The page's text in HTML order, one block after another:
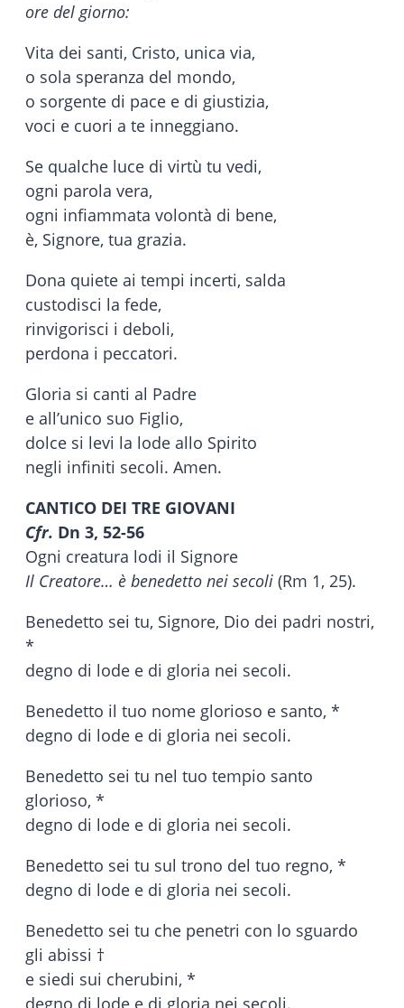
ore del giorno:
Vita dei santi, Cristo, unica via,
o sola speranza del mondo,
o sorgente di pace e di giustizia,
voci e cuori a te inneggiano.
Se qualche luce di virtù tu vedi,
ogni parola vera,
ogni infiammata volontà di bene,
è, Signore, tua grazia.
Dona quiete ai tempi incerti, salda
custodisci la fede,
rinvigorisci i deboli,
perdona i peccatori.
Gloria si canti al Padre
e all’unico suo Figlio,
dolce si levi la lode allo Spirito
negli infiniti secoli. Amen.
CANTICO DEI TRE GIOVANI
Cfr. Dn 3, 52-56
Ogni creatura lodi il Signore
Il Creatore… è benedetto nei secoli (Rm 1, 25).
Benedetto sei tu, Signore, Dio dei padri nostri,
*
degno di lode e di gloria nei secoli.
Benedetto il tuo nome glorioso e santo, *
degno di lode e di gloria nei secoli.
Benedetto sei tu nel tuo tempio santo
glorioso, *
degno di lode e di gloria nei secoli.
Benedetto sei tu sul trono del tuo regno, *
degno di lode e di gloria nei secoli.
Benedetto sei tu che penetri con lo sguardo
gli abissi †
e siedi sui cherubini, *
degno di lode e di gloria nei secoli.